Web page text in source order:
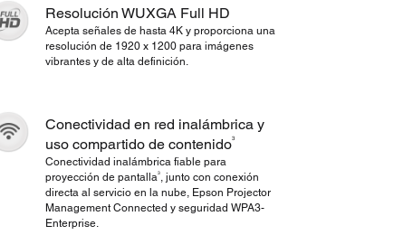
Resolución WUXGA Full HD
Acepta señales de hasta 4K y proporciona una
resolución de 1920 x 1200 para imágenes
vibrantes y de alta definición.
Conectividad en red inalámbrica y
uso compartido de contenido3
Conectividad inalámbrica fiable para
proyección de pantalla3, junto con conexión
directa al servicio en la nube, Epson Projector
Management Connected y seguridad WPA3-
Enterprise.